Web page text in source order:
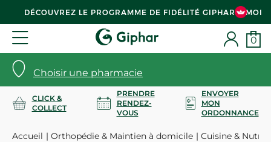
DÉCOUVREZ LE PROGRAMME DE FIDÉLITÉ GIPHAR & MOI
Choisir une pharmacie
0
CLICK &
COLLECT
PRENDRE
RENDEZ-
VOUS
ENVOYER
MON
ORDONNANCE
Accueil Orthopédie & Maintien à domicile Cuisine &